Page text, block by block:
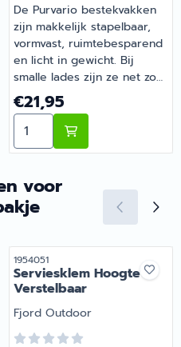
Steunblokken
De Purvario bestekvakken
zijn makkelijk stapelbaar,
vormvast, ruimtebesparend
en licht in gewicht. Bij
smalle lades zijn ze net zo
makkelijk omdat ze
gestapeld kunnen worden
en het bestek blijft liggen
door de voorvorming in het
1954045
Prijs: 21,95
€21,95
Aantal kiezen voor
voor
Artikelnummer
1954051
Serviesklem Hoogte
Verstelbaar
Merk:
Fjord Outdoor